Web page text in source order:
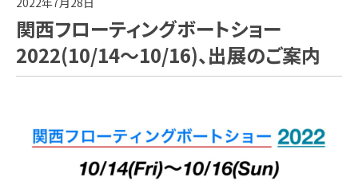
関西フローティングボートショー
2022(10/14～10/16)、出展のご案内